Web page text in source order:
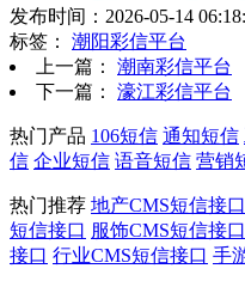
发布时间：2026-05-14
标签： 潮阳彩信平台
上一篇： 潮南彩信平台
下一篇： 濠江彩信平台
热门产品 106短信 通知短信
信 企业短信 语音短信 营销
热门推荐 地产CMS短信接口
短信接口 服饰CMS短信接口
接口 行业CMS短信接口 手